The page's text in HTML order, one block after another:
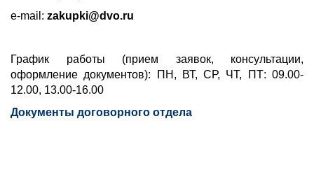
e-mail: zakupki@dvo.ru
График работы (прием заявок, консультации,
оформление документов): ПН, ВТ, СР, ЧТ, ПТ: 09.00-
12.00, 13.00-16.00
Документы договорного отдела